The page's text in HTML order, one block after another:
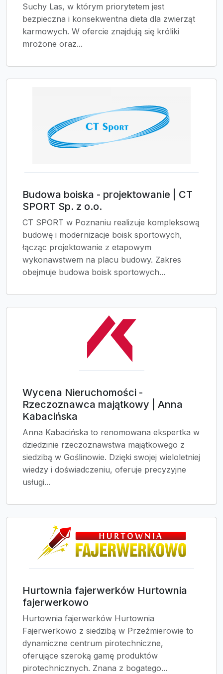
Suchy Las, w którym priorytetem jest
bezpieczna i konsekwentna dieta dla zwierząt
karmowych. W ofercie znajdują się króliki
mrożone oraz...
Budowa boiska - projektowanie | CT
SPORT Sp. z o.o.
CT SPORT w Poznaniu realizuje kompleksową
budowę i modernizacje boisk sportowych,
łącząc projektowanie z etapowym
wykonawstwem na placu budowy. Zakres
obejmuje budowa boisk sportowych...
Wycena Nieruchomości -
Rzeczoznawca majątkowy | Anna
Kabacińska
Anna Kabacińska to renomowana ekspertka w
dziedzinie rzeczoznawstwa majątkowego z
siedzibą w Goślinowie. Dzięki swojej wieloletniej
wiedzy i doświadczeniu, oferuje precyzyjne
usługi...
Hurtownia fajerwerków Hurtownia
fajerwerkowo
Hurtownia fajerwerków Hurtownia
Fajerwerkowo z siedzibą w Przeźmierowie to
dynamiczne centrum pirotechniczne,
oferujące szeroką gamę produktów
pirotechnicznych. Znana z bogatego...